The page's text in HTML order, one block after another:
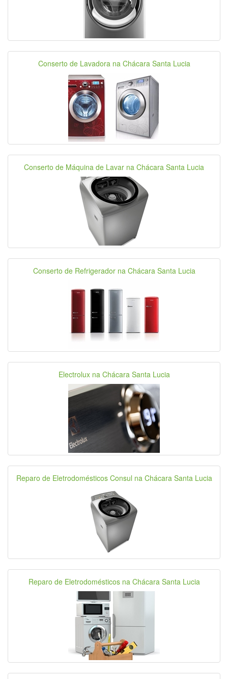
Conserto de Lavadora na Chácara Santa Lucia
Conserto de Máquina de Lavar na Chácara Santa Lucia
Conserto de Refrigerador na Chácara Santa Lucia
Electrolux na Chácara Santa Lucia
Reparo de Eletrodomésticos Consul na Chácara Santa Lucia
Reparo de Eletrodomésticos na Chácara Santa Lucia